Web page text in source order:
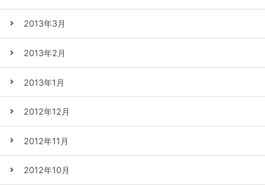
2013年3月
2013年2月
2013年1月
2012年12月
2012年11月
2012年10月